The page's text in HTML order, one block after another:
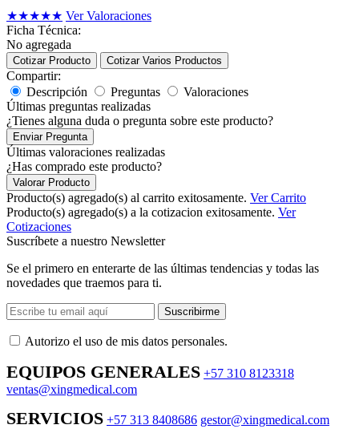
★★★★★ Ver Valoraciones
Ficha Técnica:
No agregada
Cotizar Producto Cotizar Varios Productos
Compartir:
Descripción
Preguntas
Valoraciones
Últimas preguntas realizadas
¿Tienes alguna duda o pregunta sobre este producto?
Enviar Pregunta
Últimas valoraciones realizadas
¿Has comprado este producto?
Valorar Producto
Producto(s) agregado(s) al carrito exitosamente. Ver Carrito
Producto(s) agregado(s) a la cotizacion exitosamente. Ver
Cotizaciones
Suscríbete a nuestro Newsletter
Se el primero en enterarte de las últimas tendencias y todas las
novedades que traemos para ti.
Suscribirme
Autorizo ​​el uso de mis datos personales.
EQUIPOS GENERALES +57 310 8123318
ventas@xingmedical.com
SERVICIOS +57 313 8408686 gestor@xingmedical.com